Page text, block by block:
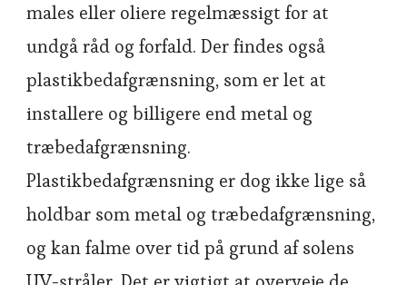
males eller oliere regelmæssigt for at
undgå råd og forfald. Der findes også
plastikbedafgrænsning, som er let at
installere og billigere end metal og
træbedafgrænsning.
Plastikbedafgrænsning er dog ikke lige så
holdbar som metal og træbedafgrænsning,
og kan falme over tid på grund af solens